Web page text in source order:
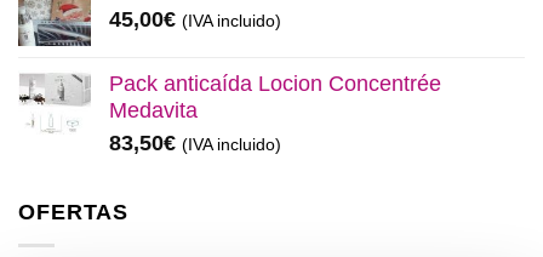
48,00€.45,00€.
45,00€ (IVA incluido)
Pack anticaída Locion Concentrée
Medavita
83,50€ (IVA incluido)
OFERTAS